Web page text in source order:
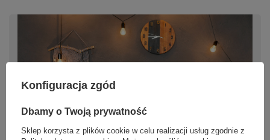
Konfiguracja zgód
Dbamy o Twoją prywatność
Sklep korzysta z plików cookie w celu realizacji usług zgodnie z